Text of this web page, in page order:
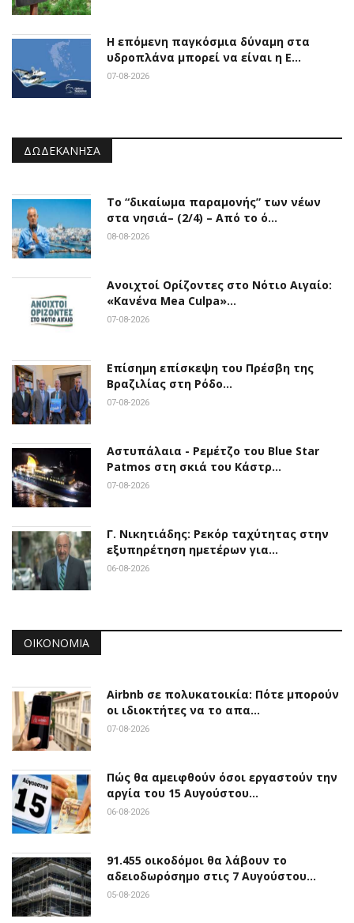
Η επόμενη παγκόσμια δύναμη στα
υδροπλάνα μπορεί να είναι η Ε…
07-08-2026
ΔΩΔΕΚΆΝΗΣΑ
Το “δικαίωμα παραμονής” των νέων
στα νησιά– (2/4) – Από το ό…
08-08-2026
Ανοιχτοί Ορίζοντες στο Νότιο Αιγαίο:
«Κανένα Mea Culpa»…
07-08-2026
Επίσημη επίσκεψη του Πρέσβη της
Βραζιλίας στη Ρόδο…
07-08-2026
Αστυπάλαια - Ρεμέτζο του Blue Star
Patmos στη σκιά του Κάστρ…
07-08-2026
Γ. Νικητιάδης: Ρεκόρ ταχύτητας στην
εξυπηρέτηση ημετέρων για…
06-08-2026
ΟΙΚΟΝΟΜΊΑ
Airbnb σε πολυκατοικία: Πότε μπορούν
οι ιδιοκτήτες να το απα…
07-08-2026
Πώς θα αμειφθούν όσοι εργαστούν την
αργία του 15 Αυγούστου…
06-08-2026
91.455 οικοδόμοι θα λάβουν το
αδειοδωρόσημο στις 7 Αυγούστου…
05-08-2026